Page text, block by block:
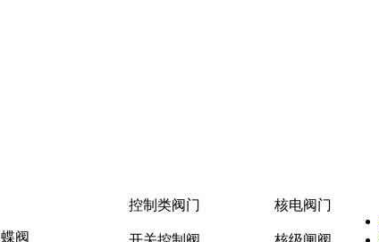
蝶阀
控制类阀门 核电阀门